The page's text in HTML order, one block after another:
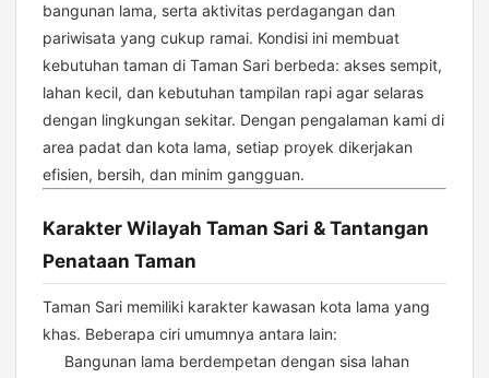
bangunan lama, serta aktivitas perdagangan dan
pariwisata yang cukup ramai. Kondisi ini membuat
kebutuhan taman di Taman Sari berbeda: akses sempit,
lahan kecil, dan kebutuhan tampilan rapi agar selaras
dengan lingkungan sekitar. Dengan pengalaman kami di
area padat dan kota lama, setiap proyek dikerjakan
efisien, bersih, dan minim gangguan.
Karakter Wilayah Taman Sari & Tantangan
Penataan Taman
Taman Sari memiliki karakter kawasan kota lama yang
khas. Beberapa ciri umumnya antara lain:
Bangunan lama berdempetan dengan sisa lahan